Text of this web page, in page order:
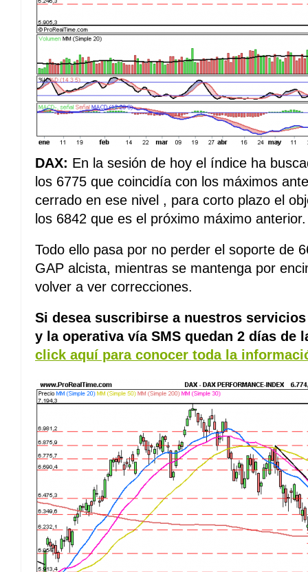
DAX: En la sesión de hoy el índice ha
los 6775 que coincidía con los máximos
cerrado en ese nivel , para corto plazo el
los 6842 que es el próximo máximo anterior.
Todo ello pasa por no perder el soporte de
GAP alcista, mientras se mantenga por
volver a ver correcciones.
Si desea suscribirse a nuestros
y la operativa vía SMS quedan 2 días de
click aquí para conocer toda la